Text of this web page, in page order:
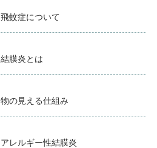
飛蚊症について
結膜炎とは
物の見える仕組み
アレルギー性結膜炎